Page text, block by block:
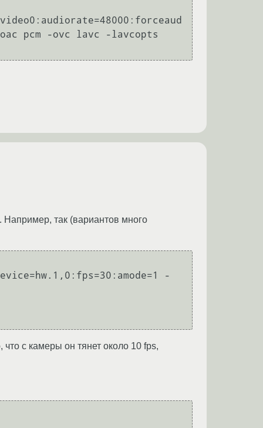
pcm -ovc lavc -lavcopts
Например, так (вариантов много
-
с камеры он тянет около 10 fps,